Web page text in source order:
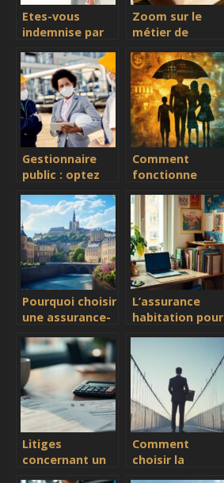
Etes-vous
indemnise par
habitation pour
une panne de
chaudiere ?
Zoom sur le
métier de
assurance
retraite
Gestionnaire
public : optez
adaptée à vos
activités
Comment
fonctionne
décès pour
protéger vos
proches ?
Pourquoi choisir
une assurance-
Luxembourg
pour sécuriser
votre
patrimoine ?
L’assurance
habitation pour
Litiges
concernant un
Comment
choisir la